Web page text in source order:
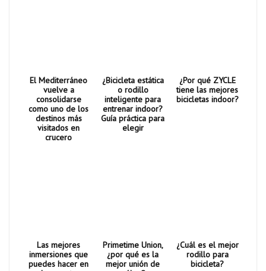
El Mediterráneo
vuelve a
consolidarse
como uno de los
destinos más
visitados en
crucero
¿Bicicleta estática
o rodillo
inteligente para
entrenar indoor?
Guía práctica para
elegir
¿Por qué ZYCLE
tiene las mejores
bicicletas indoor?
Las mejores
inmersiones que
puedes hacer en
Primetime Union,
¿por qué es la
mejor unión de
¿Cuál es el mejor
rodillo para
bicicleta?